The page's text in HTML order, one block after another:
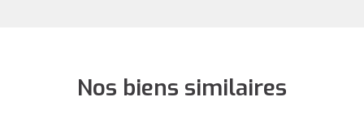
Nos biens similaires